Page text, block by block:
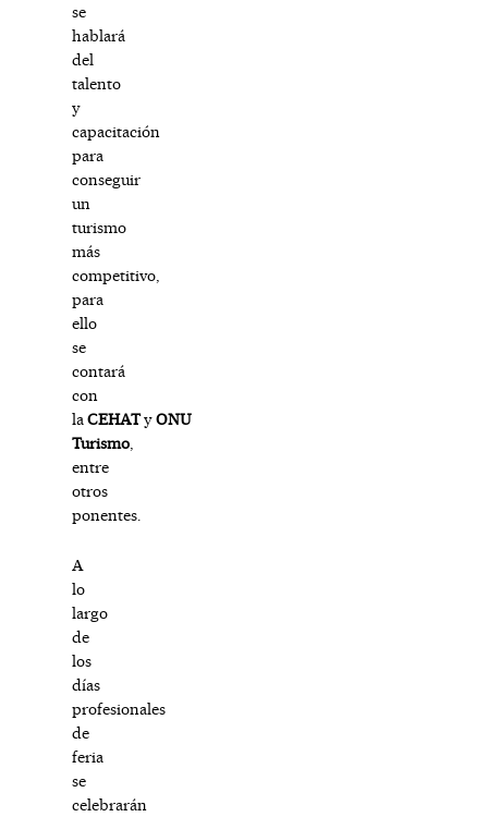
se
hablará
del
talento
y
capacitación
para
conseguir
un
turismo
más
competitivo,
para
ello
se
contará
con
laCEHATyONU
Turismo,
entre
otros
ponentes.
A
lo
largo
de
los
días
profesionales
de
feria
se
celebrarán